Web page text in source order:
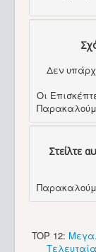
Δεν
Οι
Στείλτε
TOP 12: